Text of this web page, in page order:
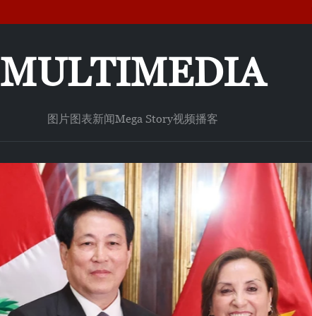
MULTIMEDIA
图片图表新闻Mega Story视频播客